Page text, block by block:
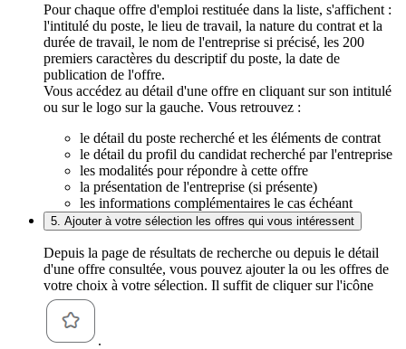
Pour chaque offre d'emploi restituée dans la liste, s'affichent :
l'intitulé du poste, le lieu de travail, la nature du contrat et la
durée de travail, le nom de l'entreprise si précisé, les 200
premiers caractères du descriptif du poste, la date de
publication de l'offre.
Vous accédez au détail d'une offre en cliquant sur son intitulé
ou sur le logo sur la gauche. Vous retrouvez :
le détail du poste recherché et les éléments de contrat
le détail du profil du candidat recherché par l'entreprise
les modalités pour répondre à cette offre
la présentation de l'entreprise (si présente)
les informations complémentaires le cas échéant
5. Ajouter à votre sélection les offres qui vous intéressent
Depuis la page de résultats de recherche ou depuis le détail
d'une offre consultée, vous pouvez ajouter la ou les offres de
votre choix à votre sélection. Il suffit de cliquer sur l'icône
.